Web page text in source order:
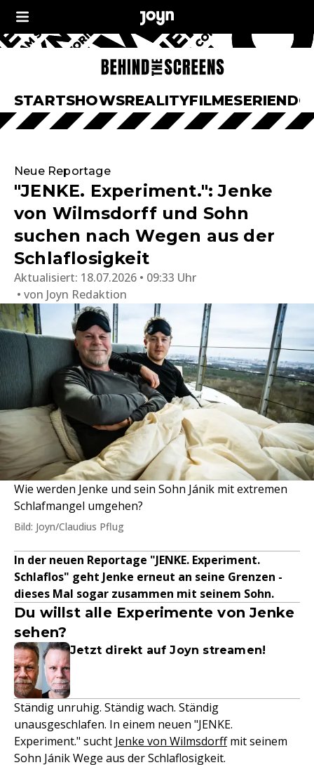
STARTSHOWSREALITYFILMESERIEN
Neue Reportage
"JENKE. Experiment.": Jenke
von Wilmsdorff und Sohn
suchen nach Wegen aus der
Schlaflosigkeit
Aktualisiert: 18.07.2026 • 09:33 Uhr
von Joyn Redaktion
Wie werden Jenke und sein Sohn Jánik mit extremen
Schlafmangel umgehen?
Bild: Joyn/Claudius Pflug
In der neuen Reportage "JENKE. Experiment.
Schlaflos" geht Jenke erneut an seine Grenzen -
dieses Mal sogar zusammen mit seinem Sohn.
Du willst alle Experimente von Jenke
sehen?
Jetzt direkt auf Joyn streamen!
Ständig unruhig. Ständig wach. Ständig
unausgeschlafen. In einem neuen "JENKE.
Experiment." sucht Jenke von Wilmsdorffmit seinem
Sohn Jánik Wege aus der Schlaflosigkeit.